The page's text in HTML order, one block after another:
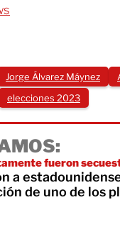
Jorge Álvarez Máynez
elecciones 2023
fueron
a
de uno de los